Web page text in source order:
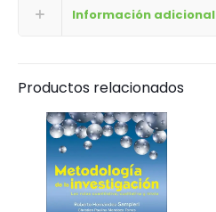
Información adicional
Productos relacionados